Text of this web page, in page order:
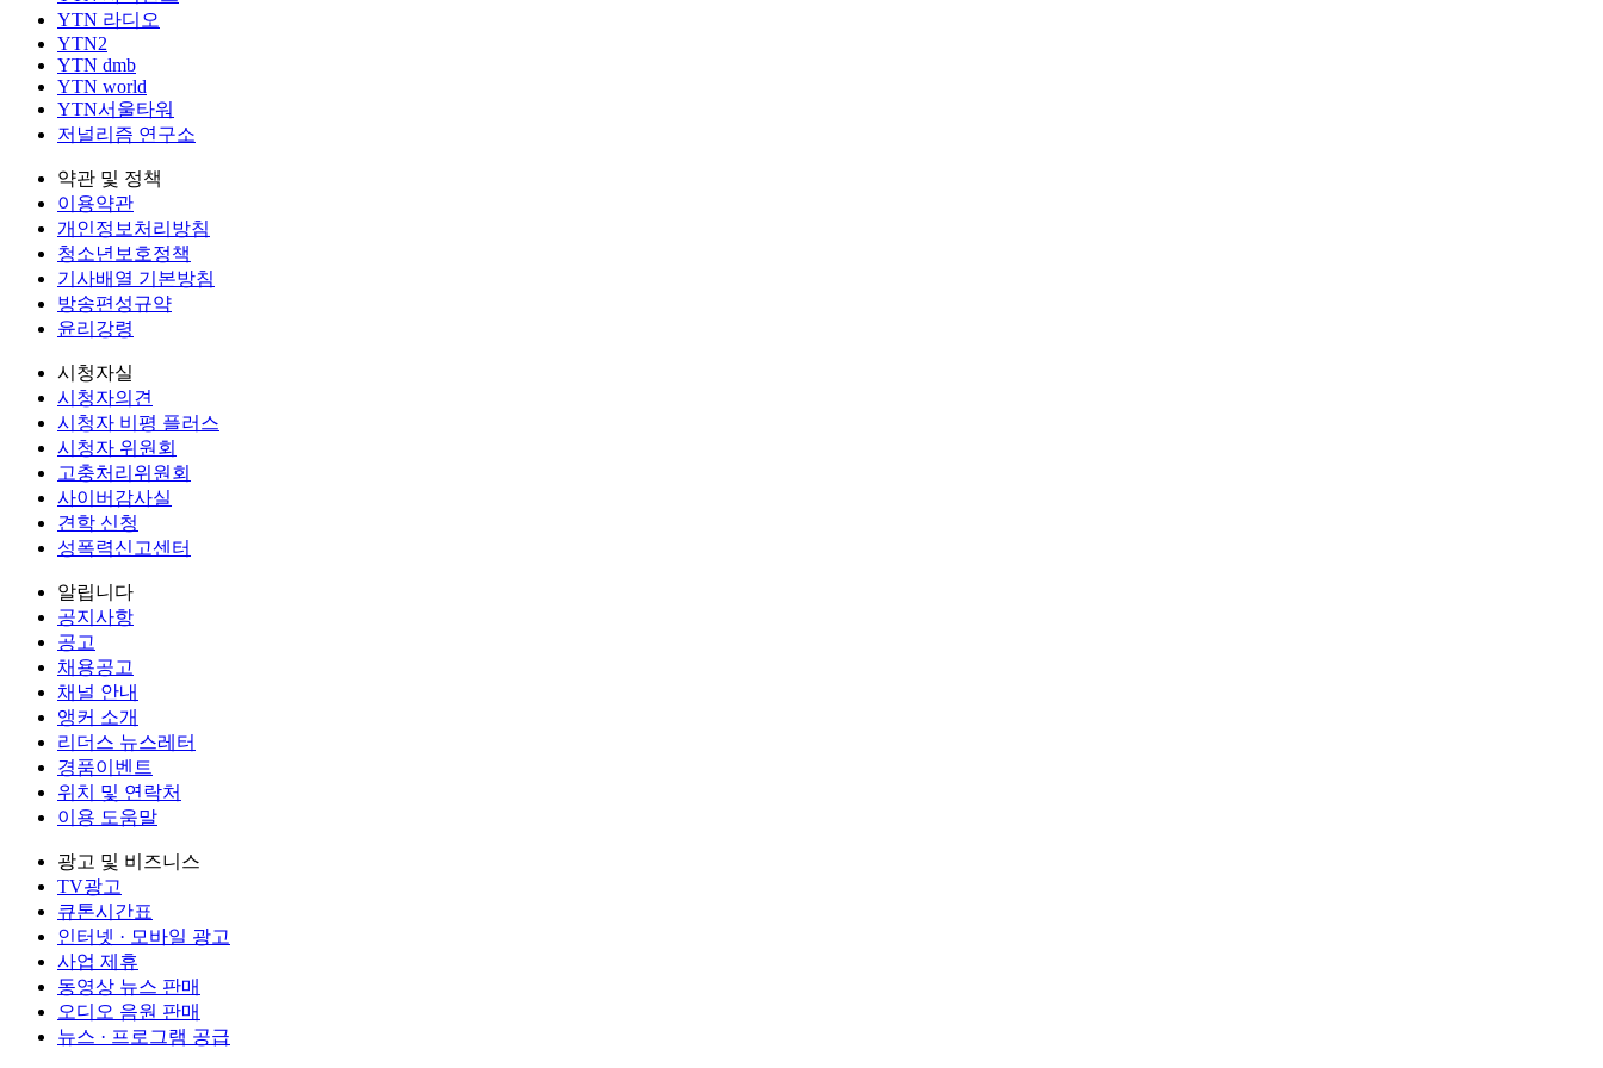
YTN 라디오
YTN2
YTN dmb
YTN world
YTN서울타워
저널리즘 연구소
약관 및 정책
이용약관
개인정보처리방침
청소년보호정책
기사배열 기본방침
방송편성규약
윤리강령
시청자실
시청자의견
시청자 비평 플러스
시청자 위원회
고충처리위원회
사이버감사실
견학 신청
성폭력신고센터
알립니다
공지사항
공고
채용공고
채널 안내
앵커 소개
리더스 뉴스레터
경품이벤트
위치 및 연락처
이용 도움말
광고 및 비즈니스
TV광고
큐톤시간표
인터넷 · 모바일 광고
사업 제휴
동영상 뉴스 판매
오디오 음원 판매
뉴스 · 프로그램 공급